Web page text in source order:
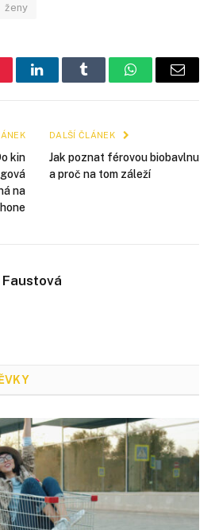
ženy
LinkedInTumblr WhatsApp
E-
kin
na
DALŠÍ ČLÁNEK
Jak poznat férovou biobavlnu
a proč na tom záleží